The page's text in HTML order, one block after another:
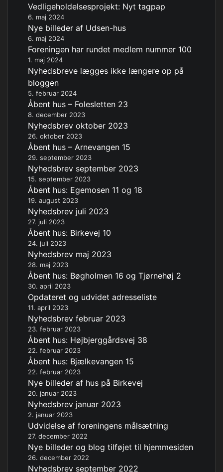
Vedligeholdelsesprojekt: Nyt tagpap
6. maj 2024
Nye billeder af Udsen-hus
6. maj 2024
Foreningen har rundet medlem nummer 100
1. maj 2024
Nyhedsbreve lægges ikke længere op på
bloggen
5. februar 2024
Åbent hus – Folesletten 23
8. december 2023
Nyhedsbrev oktober 2023
26. oktober 2023
Åbent hus – Arnevangen 15
29. september 2023
Nyhedsbrev september 2023
15. september 2023
Åbent hus: Egemosen 11 og 18
19. august 2023
Nyhedsbrev juli 2023
27. juli 2023
Åbent hus: Birkevej 10
24. juli 2023
Nyhedsbrev maj 2023
28. maj 2023
Åbent hus: Bøgholmen 16 og Tjørnehøj 2
30. april 2023
Opdateret og udvidet adresseliste
11. april 2023
Nyhedsbrev februar 2023
23. februar 2023
Åbent hus: Højbjerggårdsvej 38
22. februar 2023
Åbent hus: Bjælkevangen 15
22. februar 2023
Nye billeder af hus på Birkevej
20. januar 2023
Nyhedsbrev januar 2023
2. januar 2023
Udvidelse af foreningens målsætning
27. december 2022
Nye billeder og blog tilføjet til hjemmesiden
26. december 2022
Nyhedsbrev september 2022